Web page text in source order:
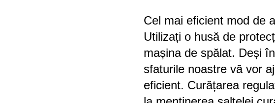
Cel mai eficient mod de
Utilizați o husă de
mașina de spălat. Deși
sfaturile noastre vă vor
eficient. Curățarea